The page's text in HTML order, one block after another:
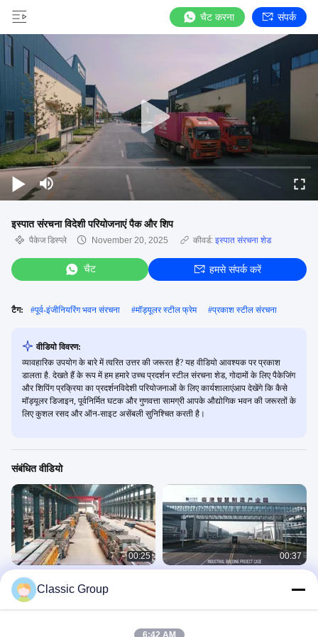
चैट करना संपर्क
इस्पात संरचना विदेशी परियोजनाएं पैक और शिप
पैकेज डिस्प्ले November 20, 2025 कीवर्ड: इस्पात संरचना शेड
चैट हमसे संपर्क करें
टैग: #पूर्व-इंजीनियरिंग भवन संरचना #मॉड्यूलर स्टील फ्रेम #प्रकाश स्टील संरचना
वीडियो विवरण:
व्यावहारिक उपयोग के बारे में त्वरित उत्तर की जरूरत है? यह वीडियो आवश्यक पर प्रकाश
डालता है. देखते हैं के रूप में हम हमारे उच्च प्रदर्शन स्टील संरचना शेड, गोदामों के लिए पैकेजिंग
और शिपिंग प्रक्रिया का प्रदर्शनविदेशी परियोजनाओं के लिए कार्यशालाएंआप देखेंगे कि कैसे
मॉड्यूलर डिजाइन, पूर्वनिर्मित घटक और गुणवत्ता सामग्री आपके औद्योगिक भवन की जरूरतों के
लिए कुशल रसद और ऑन-साइट असेंबली सुनिश्चित करती है।
संबंधित वीडियो
00:25
क्लासिक ग्रुप का विदेशी इस्पात संरचना
परियोजना शिपमेंट
पैकेज डिस्प्ले
00:37
Classic Group
6:42 AM